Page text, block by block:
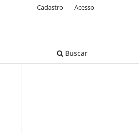
Buscar
Cadastro Acesso